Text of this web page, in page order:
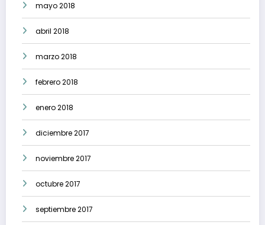
mayo 2018
abril 2018
marzo 2018
febrero 2018
enero 2018
diciembre 2017
noviembre 2017
octubre 2017
septiembre 2017